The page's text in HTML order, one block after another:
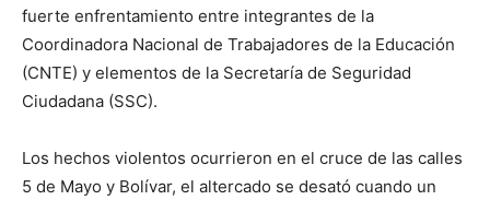
fuerte enfrentamiento entre integrantes de la
Coordinadora Nacional de Trabajadores de la Educación
(CNTE) y elementos de la Secretaría de Seguridad
Ciudadana (SSC).
Los hechos violentos ocurrieron en el cruce de las calles
5 de Mayo y Bolívar, el altercado se desató cuando un